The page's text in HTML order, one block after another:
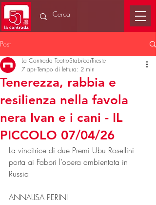
Post
Tenerezza, rabbia e
resilienza nella favola
nera Ivan e i cani - IL
PICCOLO 07/04/26
La Contrada TeatroStabilediTrieste
7 apr Tempo di lettura: 2 min
La vincitrice di due Premi Ubu Rosellini
porta ai Fabbri l’opera ambientata in
Russia
ANNALISA PERINI